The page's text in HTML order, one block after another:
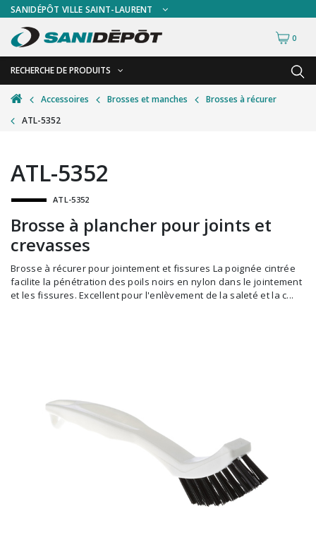
SANIDÉPÔT VILLE SAINT-LAURENT
0
RECHERCHE DE PRODUITS
RETOUR
Accessoires de sécurité
Accessoires pour le lavage de mur
Accessoires pour salles de bain
Alimentaire
Autres accessoires
Balais et porte-poussières
Bouteilles et vaporisateurs
Distributrices et supports
Grattoirs, moutons et racloirs pour vitres/planchers
RETOUR
Gants
Plexiglas
Signalisations
Test de diagnostic
Thermomètre
Vêtements de sécurité
Accessoires Brosses et manches
Brosses à récurer
ATL-5352
ATL-5352
ATL-5352
Brosse à plancher pour joints et
crevasses
Brosse à récurer pour jointement et fissures La poignée cintrée
facilite la pénétration des poils noirs en nylon dans le jointement
et les fissures. Excellent pour l'enlèvement de la saleté et la c...